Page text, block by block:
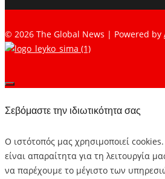
© 2026 The Global News | Powered by
Σεβόμαστε την ιδιωτικότητα σας
Ο ιστότοπός μας χρησιμοποιεί
είναι απαραίτητα για τη λειτουργία
να παρέχουμε το μέγιστο των